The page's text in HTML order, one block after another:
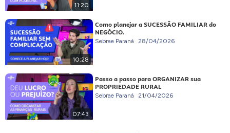
11:20
10:28
Como planejar a SUCESSÃO FAMILIAR do
NEGÓCIO.
Sebrae Paraná 28/04/2026
07:43
Passo a passo para ORGANIZAR sua
PROPRIEDADE RURAL
Sebrae Paraná 21/04/2026